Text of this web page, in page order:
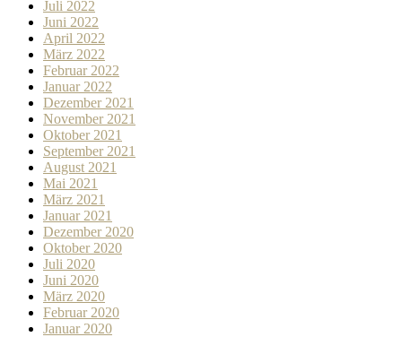
Juli 2022
Juni 2022
April 2022
März 2022
Februar 2022
Januar 2022
Dezember 2021
November 2021
Oktober 2021
September 2021
August 2021
Mai 2021
März 2021
Januar 2021
Dezember 2020
Oktober 2020
Juli 2020
Juni 2020
März 2020
Februar 2020
Januar 2020